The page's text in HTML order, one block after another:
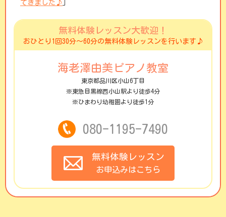
てきました♪
無料体験レッスン大歓迎！
おひとり1回30分〜60分の無料体験レッスンを行います♪
海老澤由美ピアノ教室
東京都品川区小山6丁目
※東急目黒線西小山駅より徒歩4分
※ひまわり幼稚園より徒歩1分
080-1195-7490
無料体験レッスン
お申込みはこちら